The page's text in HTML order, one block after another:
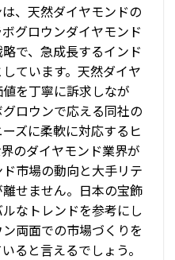
、天然ダイヤモンドの
グロウンダイヤモンド
で、急成長するインド
ています。天然ダイヤ
を丁寧に訴求しなが
ロウンで応える同社の
ズに柔軟に対応するヒ
のダイヤモンド業界が
市場の動向と大手リテ
せません。日本の宝飾
なトレンドを参考にし
両面での市場づくりを
ると言えるでしょう。